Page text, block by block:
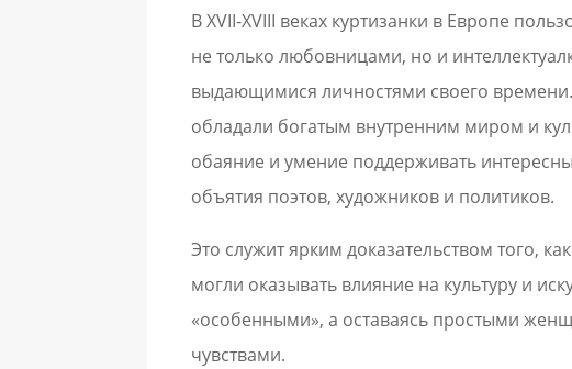
В XVII-XVIII веках куртизанки в Европе
не только любовницами, но и
выдающимися личностями своего времени.
обладали богатым внутренним миром и
обаяние и умение поддерживать
объятия поэтов, художников и политиков.
Это служит ярким доказательством того,
могли оказывать влияние на культуру и
«особенными», а оставаясь простыми
чувствами.